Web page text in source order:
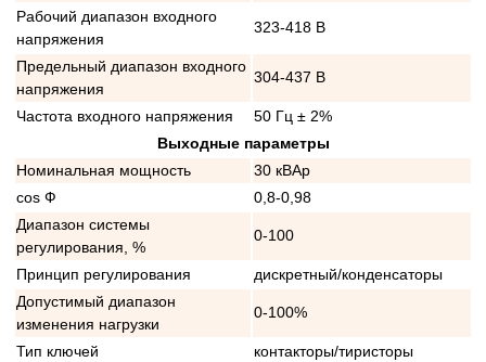
Рабочий диапазон входного
напряжения
323-418 В
Предельный диапазон входного
напряжения
304-437 В
Частота входного напряжения
50 Гц ± 2%
Выходные параметры
Номинальная мощность
30 кВАр
cos Ф
0,8-0,98
Диапазон системы
регулирования, %
0-100
Принцип регулирования
дискретный/конденсаторы
Допустимый диапазон
изменения нагрузки
0-100%
Тип ключей
контакторы/тиристоры